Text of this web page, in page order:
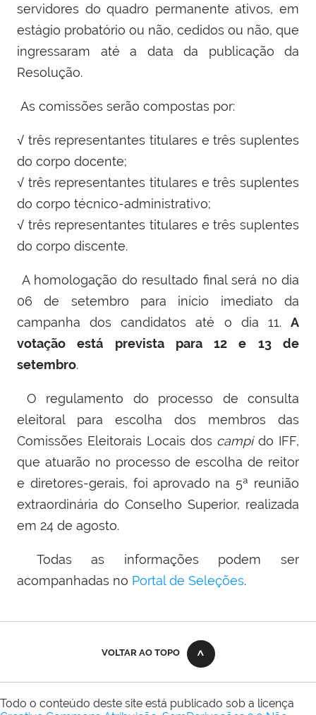
servidores do quadro permanente ativos, em
estágio probatório ou não, cedidos ou não, que
ingressaram até a data da publicação da
Resolução.
As comissões serão compostas por:
√ três representantes titulares e três suplentes
do corpo docente;
√ três representantes titulares e três suplentes
do corpo técnico-administrativo;
√ três representantes titulares e três suplentes
do corpo discente.
A homologação do resultado final será no dia
06 de setembro para início imediato da
campanha dos candidatos até o dia 11. A
votação está prevista para 12 e 13 de
setembro.
O regulamento do processo de consulta
eleitoral para escolha dos membros das
Comissões Eleitorais Locais dos campido IFF,
que atuarão no processo de escolha de reitor
e diretores-gerais, foi aprovado na 5ª reunião
extraordinária do Conselho Superior, realizada
em 24 de agosto.
Todas as informações podem ser
acompanhadas no Portal de Seleções.
VOLTAR AO TOPO
Todo o conteúdo deste site está publicado sob a licença